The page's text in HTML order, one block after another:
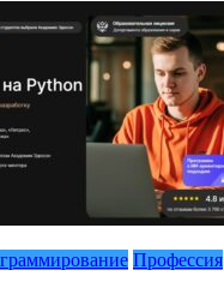
Профессия